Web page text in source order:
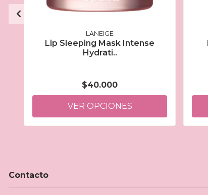
LANEIGE
Lip Sleeping Mask Intense
Hydrati..
$40.000
VER OPCIONES
Contacto